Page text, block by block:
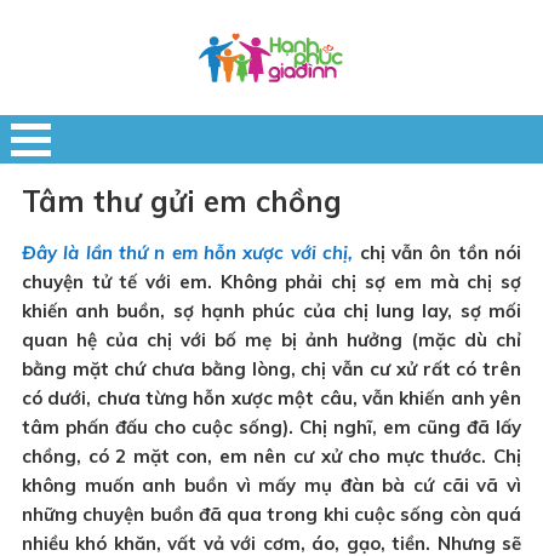
Tâm thư gửi em chồng
Đây là lần thứ n em hỗn xược với chị, chị vẫn ôn tồn nói
chuyện tử tế với em. Không phải chị sợ em mà chị sợ
khiến anh buồn, sợ hạnh phúc của chị lung lay, sợ mối
quan hệ của chị với bố mẹ bị ảnh hưởng (mặc dù chỉ
bằng mặt chứ chưa bằng lòng, chị vẫn cư xử rất có trên
có dưới, chưa từng hỗn xược một câu, vẫn khiến anh yên
tâm phấn đấu cho cuộc sống). Chị nghĩ, em cũng đã lấy
chồng, có 2 mặt con, em nên cư xử cho mực thước. Chị
không muốn anh buồn vì mấy mụ đàn bà cứ cãi vã vì
những chuyện buồn đã qua trong khi cuộc sống còn quá
nhiều khó khăn, vất vả với cơm, áo, gạo, tiền. Nhưng sẽ